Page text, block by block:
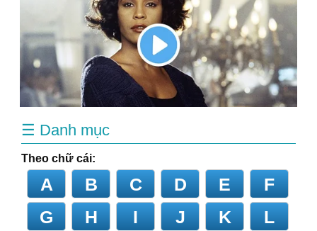
☰ Danh mục
Theo chữ cái:
A B C D E
F
G
H I J K L